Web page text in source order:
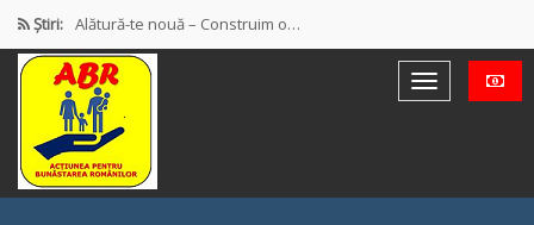
Știri: Alătură-te nouă – Construim o…
PROTEST OFICIAL PRIVIND MODUL DE…
Discursul de la Blaj
Muncă și protecție socială. Salarii…